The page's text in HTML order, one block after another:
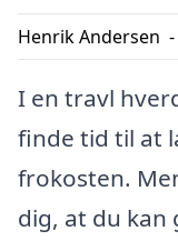
Henrik Andersen -
I en travl
finde tid til at
frokosten.
dig, at du kan